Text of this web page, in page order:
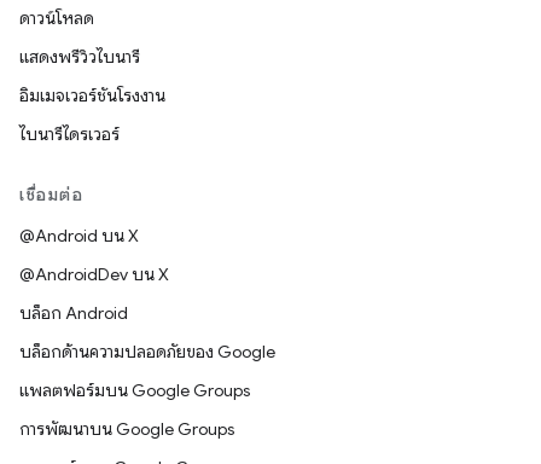
ดาวน์โหลด
แสดงพรีวิวไบนารี
อิมเมจเวอร์ชันโรงงาน
ไบนารีไดรเวอร์
เชื่อมต่อ
@Android บน X
@AndroidDev บน X
บล็อก Android
บล็อกด้านความปลอดภัยของ Google
แพลตฟอร์มบน Google Groups
การพัฒนาบน Google Groups